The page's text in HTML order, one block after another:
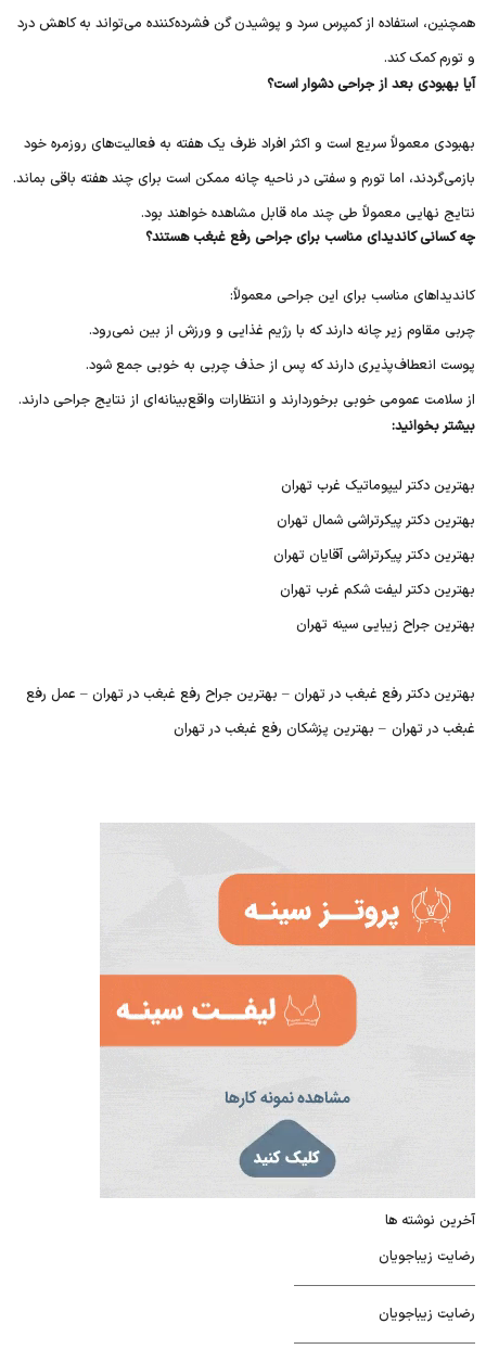
آخرین نوشته ها
رضایت زیباجویان
رضایت زیباجویان
همچنین، استفاده از کمپرس سرد و پوشیدن گن فشرده‌کننده می‌تواند به کاهش درد
و تورم کمک کند.
آیا بهبودی بعد از جراحی دشوار است؟
بهبودی معمولاً سریع است و اکثر افراد ظرف یک هفته به فعالیت‌های روزمره خود
بازمی‌گردند، اما تورم و سفتی در ناحیه چانه ممکن است برای چند هفته باقی بماند.
نتایج نهایی معمولاً طی چند ماه قابل مشاهده خواهند بود.
چه کسانی کاندیدای مناسب برای جراحی رفع غبغب هستند؟
کاندیداهای مناسب برای این جراحی معمولاً:
چربی مقاوم زیر چانه دارند که با رژیم غذایی و ورزش از بین نمی‌رود.
پوست انعطاف‌پذیری دارند که پس از حذف چربی به خوبی جمع شود.
از سلامت عمومی خوبی برخوردارند و انتظارات واقع‌بینانه‌ای از نتایج جراحی دارند.
بیشتر بخوانید:
بهترین دکتر لیپوماتیک غرب تهران
بهترین دکتر پیکرتراشی شمال تهران
بهترین دکتر پیکرتراشی آقایان تهران
بهترین دکتر لیفت شکم غرب تهران
بهترین جراح زیبایی سینه تهران
بهترین دکتر رفع غبغب در تهران – بهترین جراح رفع غبغب در تهران – عمل رفع
غبغب در تهران – بهترین پزشکان رفع غبغب در تهران